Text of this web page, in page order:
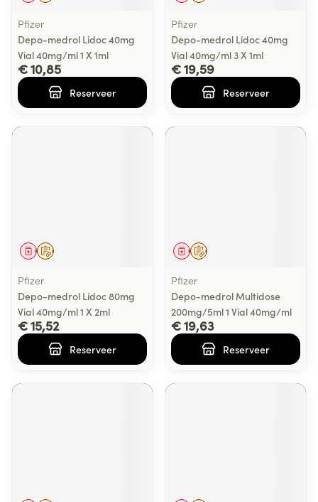
Pfizer
Depo-medrol Lidoc 40mg
Vial 40mg/ml 1 X 1ml
€ 10,85
Reserveer
Pfizer
Depo-medrol Lidoc 40mg
Vial 40mg/ml 3 X 1ml
€ 19,59
Reserveer
Op voorschrift
Geneesmiddel
Pfizer
Depo-medrol Lidoc 80mg
Vial 40mg/ml 1 X 2ml
€ 15,52
Reserveer
Op voorschrift
Geneesmiddel
Pfizer
Depo-medrol Multidose
200mg/5ml 1 Vial 40mg/ml
€ 19,63
Reserveer